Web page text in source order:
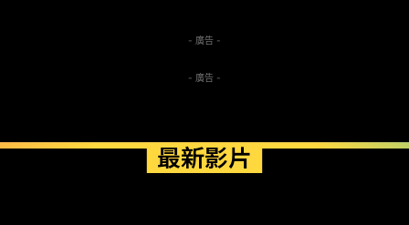
- 廣告 -
- 廣告 -
最新影片